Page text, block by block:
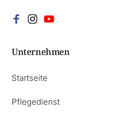
Unternehmen
Startseite
Pflegedienst